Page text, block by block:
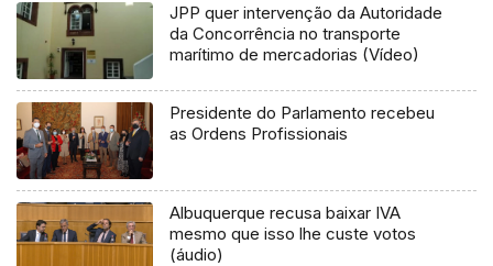
JPP quer intervenção da Autoridade
da Concorrência no transporte
marítimo de mercadorias (Vídeo)
Presidente do Parlamento recebeu
as Ordens Profissionais
Albuquerque recusa baixar IVA
mesmo que isso lhe custe votos
(áudio)